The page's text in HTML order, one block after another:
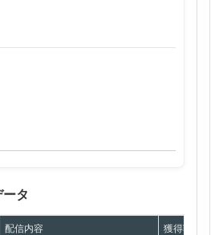
タ
配信内容 獲得額